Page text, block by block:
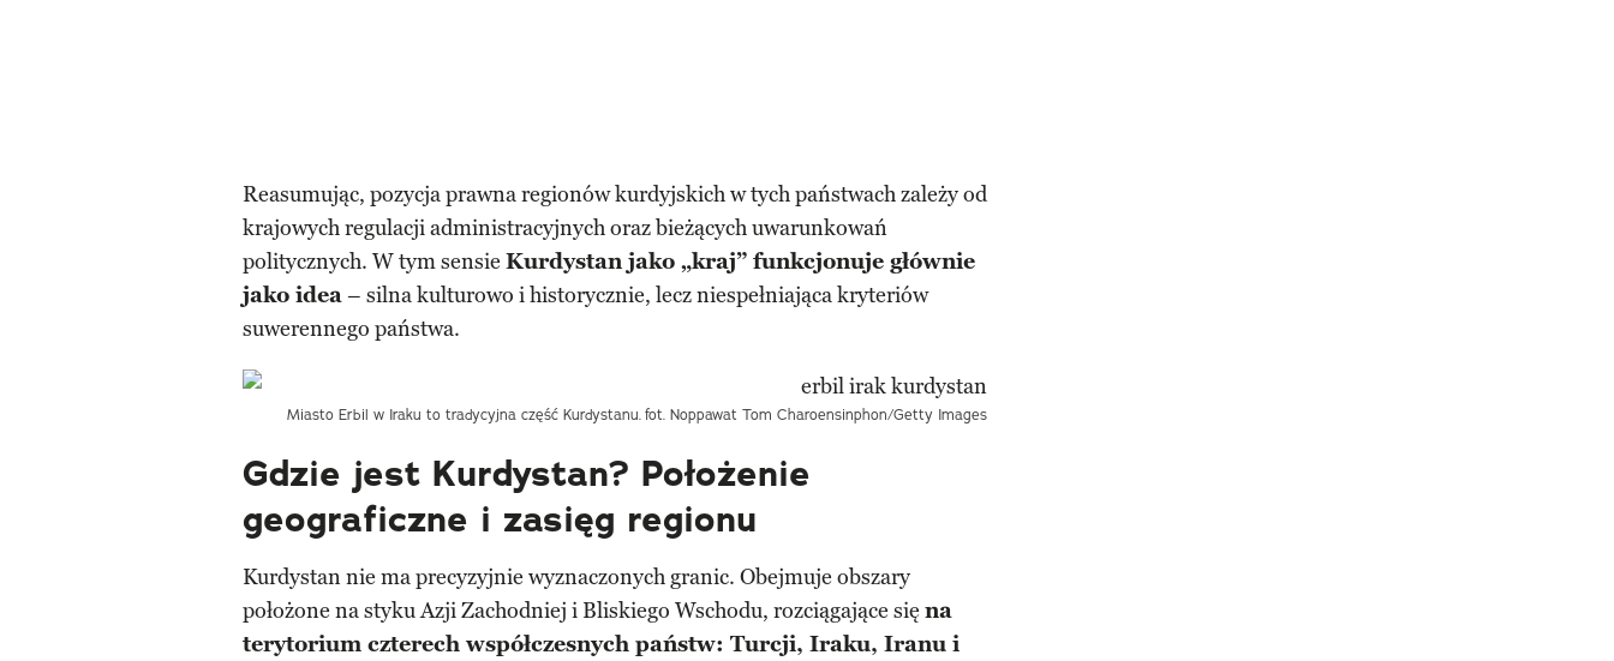
Reasumując, pozycja prawna regionów kurdyjskich w tych państwach zależy od
krajowych regulacji administracyjnych oraz bieżących uwarunkowań
politycznych. W tym sensie Kurdystan jako „kraj” funkcjonuje głównie
jako idea– silna kulturowo i historycznie, lecz niespełniająca kryteriów
suwerennego państwa.
Miasto Erbil w Iraku to tradycyjna część Kurdystanu. fot. Noppawat Tom Charoensinphon/Getty Images
Gdzie jest Kurdystan? Położenie
geograficzne i zasięg regionu
Kurdystan nie ma precyzyjnie wyznaczonych granic. Obejmuje obszary
położone na styku Azji Zachodniej i Bliskiego Wschodu, rozciągające się na
terytorium czterech współczesnych państw: Turcji, Iraku, Iranu i